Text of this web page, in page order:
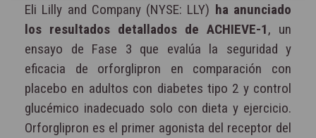
Eli Lilly and Company (NYSE: LLY) ha anunciado
los resultados detallados de ACHIEVE-1, un
ensayo de Fase 3 que evalúa la seguridad y
eficacia de orforglipron en comparación con
placebo en adultos con diabetes tipo 2 y control
glucémico inadecuado solo con dieta y ejercicio.
Orforglipron es el primer agonista del receptor del